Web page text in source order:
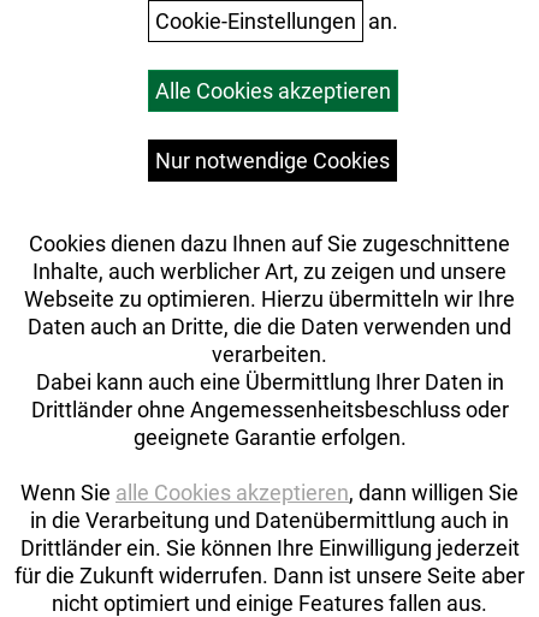
Versandkosten
Cookie-Einstellungen an.
Alle Cookies akzeptieren
Nur notwendige Cookies
Cookies dienen dazu Ihnen auf Sie zugeschnittene
Inhalte, auch werblicher Art, zu zeigen und unsere
Webseite zu optimieren. Hierzu übermitteln wir Ihre
Daten auch an Dritte, die die Daten verwenden und
verarbeiten.
Dabei kann auch eine Übermittlung Ihrer Daten in
Drittländer ohne Angemessenheitsbeschluss oder
geeignete Garantie erfolgen.
Wenn Sie alle Cookies akzeptieren, dann willigen Sie
in die Verarbeitung und Datenübermittlung auch in
Drittländer ein. Sie können Ihre Einwilligung jederzeit
für die Zukunft widerrufen. Dann ist unsere Seite aber
nicht optimiert und einige Features fallen aus.
Auftrag widerrufen